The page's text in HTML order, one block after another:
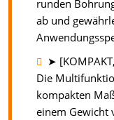
runden
ab und
➤
Die
kompakten
einem Gewicht